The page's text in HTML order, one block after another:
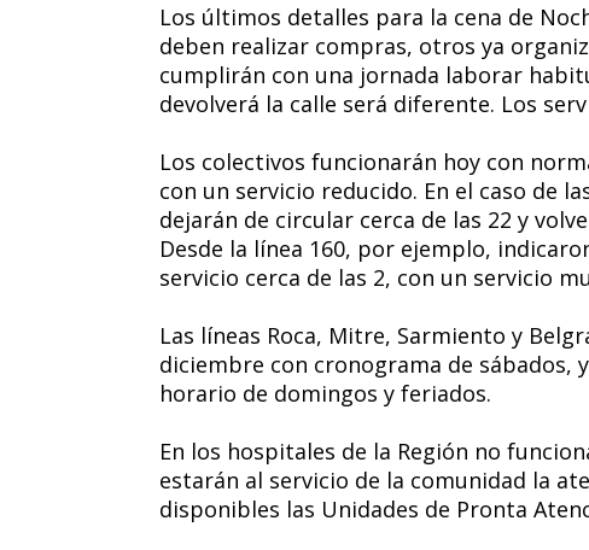
Los últimos detalles para la cena de
deben realizar compras, otros ya
cumplirán con una jornada laborar
devolverá la calle será diferente. Los
Los colectivos funcionarán hoy con
con un servicio reducido. En el caso de
dejarán de circular cerca de las 22 y
Desde la línea 160, por ejemplo,
servicio cerca de las 2, con un servicio
Las líneas Roca, Mitre, Sarmiento y
diciembre con cronograma de sábados,
horario de domingos y feriados.
En los hospitales de la Región no
estarán al servicio de la comunidad la
disponibles las Unidades de Pronta